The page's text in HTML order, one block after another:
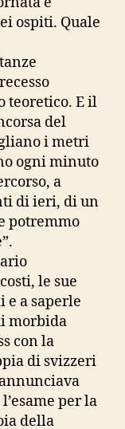
ospiti. Quale
teoretico. E il
del
i metri
ogni minuto
a
di ieri, di un
potremmo
le sue
a saperle
morbida
con la
di svizzeri
per la
della